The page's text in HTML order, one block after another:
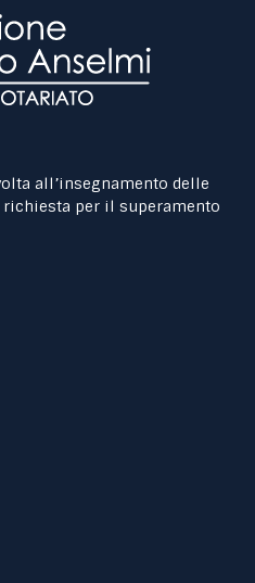
all’insegnamento delle
per il superamento